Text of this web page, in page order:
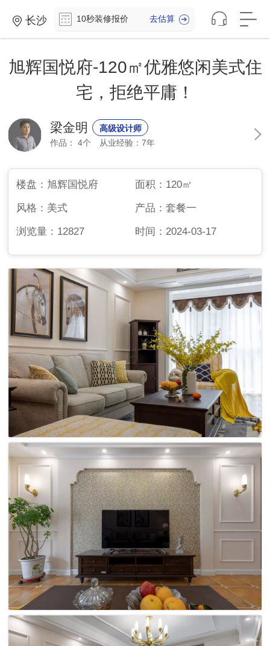
10秒装修报价 去估算
长沙
旭辉国悦府-120㎡优雅悠闲美式住
宅，拒绝平庸！
梁金明
高级设计师
作品： 4个
从业经验：7年
楼盘： 旭辉国悦府 面积： 120㎡
风格： 美式 产品： 套餐一
浏览量： 12827 时间： 2024-03-17